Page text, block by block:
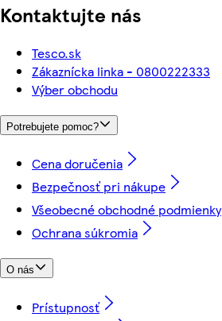
Kontaktujte nás
Tesco.sk
Zákaznícka linka - 0800222333
Výber obchodu
Potrebujete pomoc?
Cena doručenia
Bezpečnosť pri nákupe
Všeobecné obchodné podmienky
Ochrana súkromia
O nás
Prístupnosť